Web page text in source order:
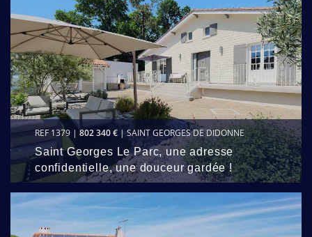
REF 1379 | 802 340 € | SAINT GEORGES DE DIDONNE
Saint Georges Le Parc, une adresse
confidentielle, une douceur gardée !